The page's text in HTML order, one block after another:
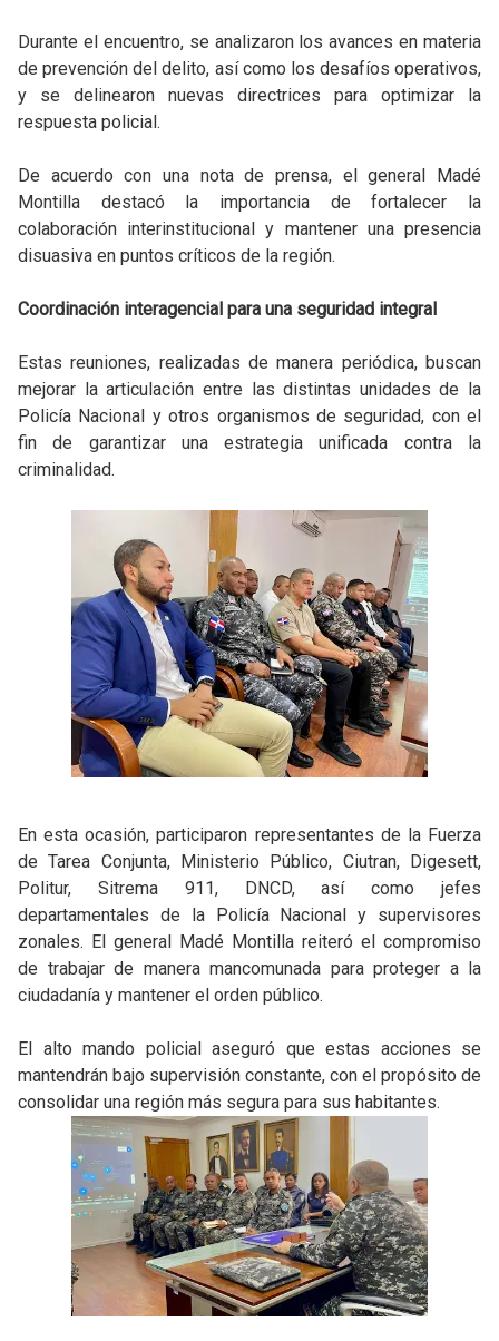
Durante el encuentro, se analizaron los avances en materia
de prevención del delito, así como los desafíos operativos,
y se delinearon nuevas directrices para optimizar la
respuesta policial.
De acuerdo con una nota de prensa, el general Madé
Montilla destacó la importancia de fortalecer la
colaboración interinstitucional y mantener una presencia
disuasiva en puntos críticos de la región.
Coordinación interagencial para una seguridad integral
Estas reuniones, realizadas de manera periódica, buscan
mejorar la articulación entre las distintas unidades de la
Policía Nacional y otros organismos de seguridad, con el
fin de garantizar una estrategia unificada contra la
criminalidad.
En esta ocasión, participaron representantes de la Fuerza
de Tarea Conjunta, Ministerio Público, Ciutran, Digesett,
Politur, Sitrema 911, DNCD, así como jefes
departamentales de la Policía Nacional y supervisores
zonales. El general Madé Montilla reiteró el compromiso
de trabajar de manera mancomunada para proteger a la
ciudadanía y mantener el orden público.
El alto mando policial aseguró que estas acciones se
mantendrán bajo supervisión constante, con el propósito de
consolidar una región más segura para sus habitantes.